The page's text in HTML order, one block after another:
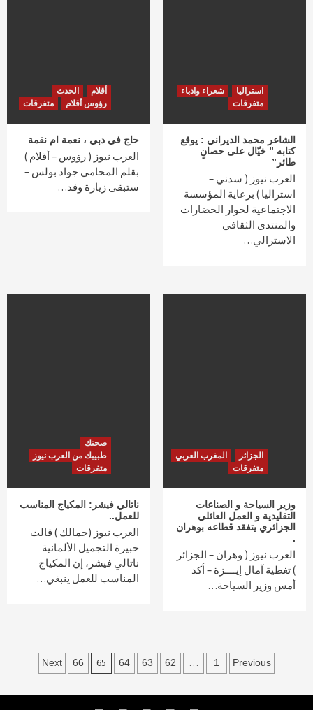
استراليا
شعراء وادباء
متفرقات
الشاعر محمد الديراني : يوقع
كتابه ” خيّال على حصانٍ
طائر”
العرب نيوز ( سدني –
استراليا ) برعاية المؤسسة
الاجتماعية لحوار الحضارات
والمنتدى الثقافي
الاسترالي…
أقلام
الحدث
رؤوس أقلام
متفرقات
حاج في دبي ، نعمة ام نقمة
العرب نيوز ( رؤوس – أقلام )
بقلم المحامي جواد بولس –
ستبقى زيارة وفد…
الجزائر
المغرب العربي
متفرقات
وزير السياحة و الصناعات
التقليدية و العمل العائلي
الجزائري يتفقد قطاعه بوهران
.
العرب نيوز ( وهران – الجزائر
) تغطية آمال إيــــزة – أكد
أمس وزير السياحة…
صحتك
طبيبك من العرب نيوز
متفرقات
ناتالي فيشر: المكياج المناسب
للعمل..
العرب نيوز (جمالك ) قالت
خبيرة التجميل الألمانية
ناتالي فيشر، إن المكياج
المناسب للعمل ينبغي…
Posts
Previous
1
…
62
63
64
65
66
Next